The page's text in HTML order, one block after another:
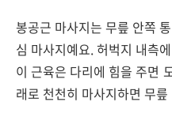
봉공근 마사지는 무릎 안쪽
심 마사지예요. 허벅지 내측
이 근육은 다리에 힘을 주면
래로 천천히 마사지하면 무